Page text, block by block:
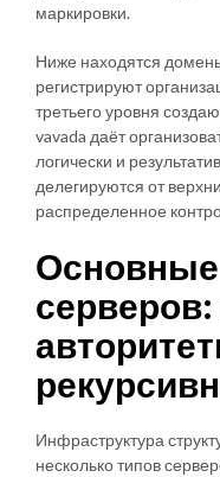
маркировки.
Ниже находятся
регистрируют
третьего уровня
vavada даёт
логически и
делегируются от
распределенное
Основные
Инфраструктура
несколько типов